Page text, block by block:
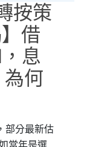
按策
借
息
何
部分最新估